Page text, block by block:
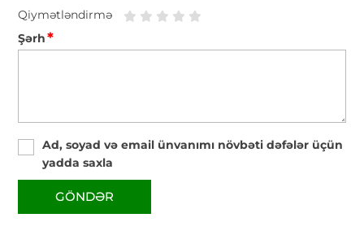
Qiymətləndirmə
Şərh*
Ad, soyad və email ünvanımı növbəti dəfələr üçün
yadda saxla
GÖNDƏR